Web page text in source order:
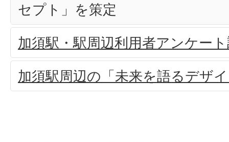
セプト」を策定
加須駅・駅周辺利用者アンケー
加須駅周辺の「未来を語るデザ